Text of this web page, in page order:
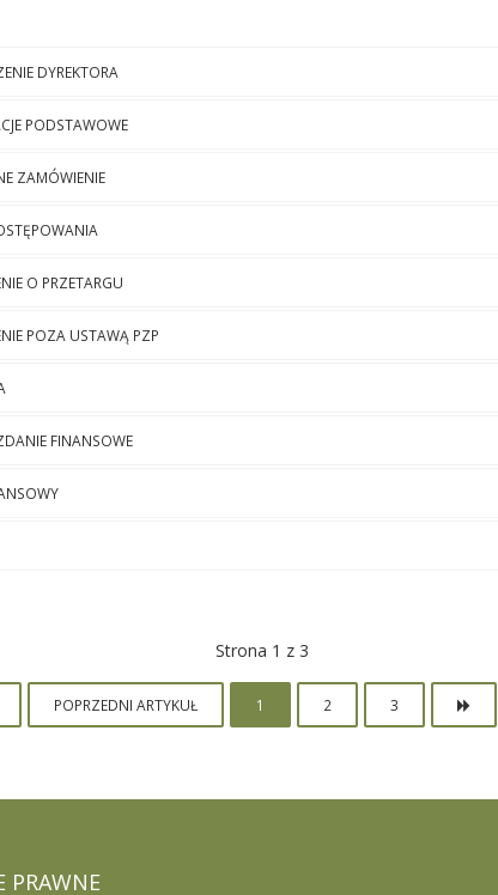
DYREKTORA
PODSTAWOWE
ZAMÓWIENIE
O PRZETARGU
POZA USTAWĄ PZP
FINANSOWE
Strona 1 z 3
POPRZEDNI ARTYKUŁ 1 2 3
PRAWNE